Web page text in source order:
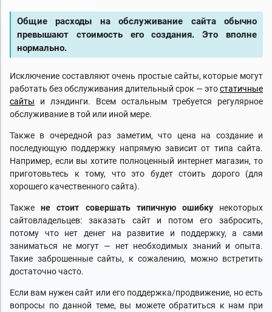
Общие расходы на обслуживание сайта обычно
превышают стоимость его создания. Это вполне
нормально.
Исключение составляют очень простые сайты, которые могут
работать без обслуживания длительный срок — этостатичные
сайты и лэндинги. Всем остальным требуется регулярное
обслуживание в той или иной мере.
Также в очередной раз заметим, что цена на создание и
последующую поддержку напрямую зависит от типа сайта.
Например, если вы хотите полноценный интернет магазин, то
приготовьтесь к тому, что это будет стоить дорого (для
хорошего качественного сайта).
Такжене стоит совершать типичную ошибкунекоторых
сайтовладельцев: заказать сайт и потом его забросить,
потому что нет денег на развитие и поддержку, а сами
заниматься не могут — нет необходимых знаний и опыта.
Такие заброшенные сайты, к сожалению, можно встретить
достаточно часто.
Если вам нужен сайт или его поддержка/продвижение, но есть
вопросы по данной теме, вы можете обратиться к нам при